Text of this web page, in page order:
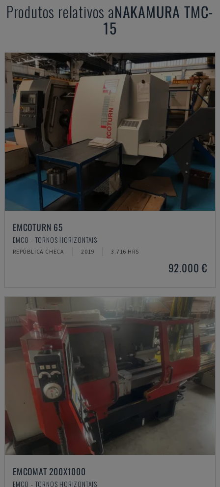
Produtos relativos aNAKAMURA TMC-
15
EMCOTURN 65
EMCO - TORNOS HORIZONTAIS
REPÚBLICA CHECA 2019 3.716 HRS
92.000 €
EMCOMAT 200X1000
EMCO - TORNOS HORIZONTAIS